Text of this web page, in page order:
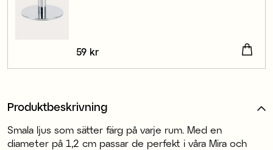
Pris:
59 kr
Produktbeskrivning
Smala ljus som sätter färg på varje rum. Med en
diameter på 1,2 cm passar de perfekt i våra Mira och